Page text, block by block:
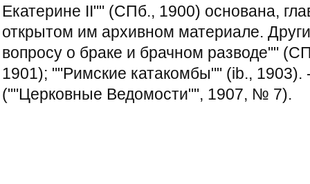
Екатерине II"" (СПб., 1900) основана,
открытом им архивном материале.
вопросу о браке и брачном разводе""
1901); ""Римские катакомбы"" (ib.,
(""Церковные Ведомости"", 1907, № 7).